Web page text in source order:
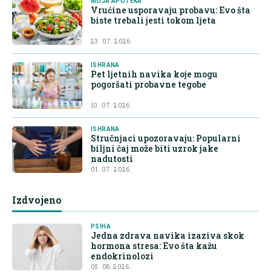
Vrućine usporavaju probavu: Evo šta
biste trebali jesti tokom ljeta
23. 07. 2026.
ISHRANA
Pet ljetnih navika koje mogu
pogoršati probavne tegobe
10. 07. 2026.
ISHRANA
Stručnjaci upozoravaju: Popularni
biljni čaj može biti uzrok jake
nadutosti
01. 07. 2026.
Izdvojeno
PSIHA
Jedna zdrava navika izaziva skok
hormona stresa: Evo šta kažu
endokrinolozi
05. 08. 2026.